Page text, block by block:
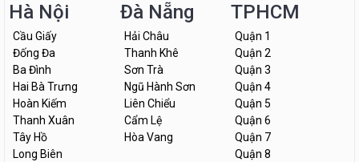
Hà Nội
Cầu Giấy
Đống Đa
Ba Đình
Hai Bà Trưng
Hoàn Kiếm
Thanh Xuân
Tây Hồ
Long Biên
Đà Nẵng
Hải Châu
Thanh Khê
Sơn Trà
Ngũ Hành Sơn
Liên Chiểu
Cẩm Lệ
Hòa Vang
TPHCM
Quận 1
Quận 2
Quận 3
Quận 4
Quận 5
Quận 6
Quận 7
Quận 8